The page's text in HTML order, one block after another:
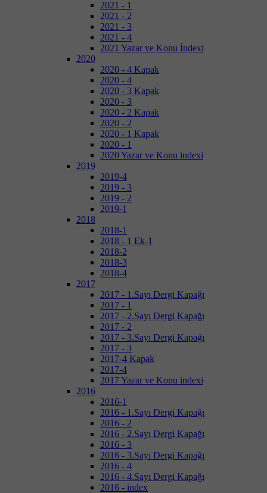
2021 - 1
2021 - 2
2021 - 3
2021 - 4
2021 Yazar ve Konu İndexi
2020
2020 - 4 Kapak
2020 - 4
2020 - 3 Kapak
2020 - 3
2020 - 2 Kapak
2020 - 2
2020 - 1 Kapak
2020 - 1
2020 Yazar ve Konu indexi
2019
2019-4
2019 - 3
2019 - 2
2019-1
2018
2018-1
2018 - 1 Ek-1
2018-2
2018-3
2018-4
2017
2017 - 1.Sayı Dergi Kapağı
2017 - 1
2017 - 2.Sayı Dergi Kapağı
2017 - 2
2017 - 3.Sayı Dergi Kapağı
2017 - 3
2017-4 Kapak
2017-4
2017 Yazar ve Konu indexi
2016
2016-1
2016 - 1.Sayı Dergi Kapağı
2016 - 2
2016 - 2.Sayı Dergi Kapağı
2016 - 3
2016 - 3.Sayı Dergi Kapağı
2016 - 4
2016 - 4.Sayı Dergi Kapağı
2016 - index